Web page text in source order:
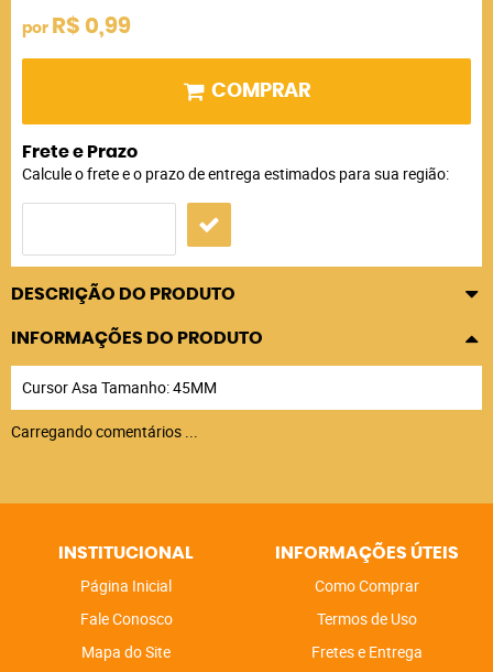
por R$ 0,99
COMPRAR
Frete e Prazo
Calcule o frete e o prazo de entrega estimados para sua região:
DESCRIÇÃO DO PRODUTO
INFORMAÇÕES DO PRODUTO
Cursor Asa Tamanho: 45MM
Carregando comentários ...
INSTITUCIONAL
Página Inicial
Fale Conosco
Mapa do Site
INFORMAÇÕES ÚTEIS
Como Comprar
Termos de Uso
Fretes e Entrega